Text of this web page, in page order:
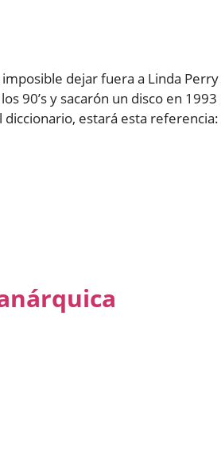
dejar fuera a Linda
90’s y sacarón un disco en
diccionario, estará esta